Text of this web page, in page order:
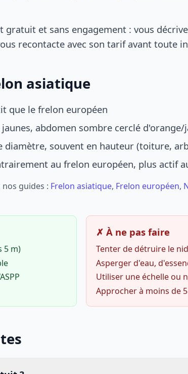
gratuit et sans engagement : vous
recontacte avec son tarif avant toute
asiatique
que le frelon européen
abdomen sombre cerclé d'orange/
diamètre, souvent en hauteur (toiture,
au frelon européen, plus actif
guides : Frelon asiatique, Frelon européen,
5 m)
✗ À ne pas faire
Tenter de détruire le
Asperger d'eau,
Utiliser une échelle ou
Approcher à moins de